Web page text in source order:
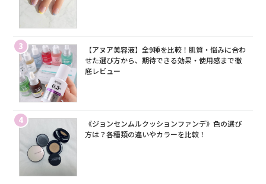
3
【アヌア美容液】全9種を比較！肌質・悩みに合わ
せた選び方から、期待できる効果・使用感まで徹
底レビュー
4
《ジョンセンムルクッションファンデ》色の選び
方は？各種類の違いやカラーを比較！